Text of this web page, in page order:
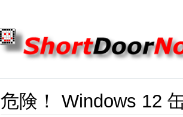
危険！ Windows 12